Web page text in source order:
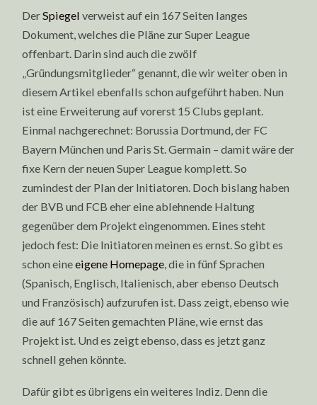
DerSpiegel verweist auf ein 167 Seiten langes
Dokument, welches die Pläne zur Super League
offenbart. Darin sind auch die zwölf
„Gründungsmitglieder“ genannt, die wir weiter oben in
diesem Artikel ebenfalls schon aufgeführt haben. Nun
ist eine Erweiterung auf vorerst 15 Clubs geplant.
Einmal nachgerechnet: Borussia Dortmund, der FC
Bayern München und Paris St. Germain – damit wäre der
fixe Kern der neuen Super League komplett. So
zumindest der Plan der Initiatoren. Doch bislang haben
der BVB und FCB eher eine ablehnende Haltung
gegenüber dem Projekt eingenommen. Eines steht
jedoch fest: Die Initiatoren meinen es ernst. So gibt es
schon eineeigene Homepage, die in fünf Sprachen
(Spanisch, Englisch, Italienisch, aber ebenso Deutsch
und Französisch) aufzurufen ist. Dass zeigt, ebenso wie
die auf 167 Seiten gemachten Pläne, wie ernst das
Projekt ist. Und es zeigt ebenso, dass es jetzt ganz
schnell gehen könnte.
Dafür gibt es übrigens ein weiteres Indiz. Denn die